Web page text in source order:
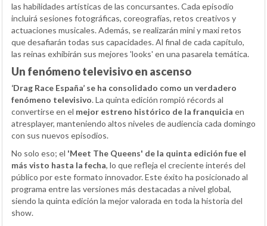
las habilidades artísticas de las concursantes. Cada episodio
incluirá sesiones fotográficas, coreografías, retos creativos y
actuaciones musicales. Además, se realizarán mini y maxi retos
que desafiarán todas sus capacidades. Al final de cada capítulo,
las reinas exhibirán sus mejores 'looks' en una pasarela temática.
Un fenómeno televisivo en ascenso
‘Drag Race España’ se ha consolidado como un verdadero
fenómeno televisivo. La quinta edición rompió récords al
convertirse en el mejor estreno histórico de la franquicia en
atresplayer, manteniendo altos niveles de audiencia cada domingo
con sus nuevos episodios.
No solo eso; el 'Meet The Queens' de la quinta edición fue el
más visto hasta la fecha, lo que refleja el creciente interés del
público por este formato innovador. Este éxito ha posicionado al
programa entre las versiones más destacadas a nivel global,
siendo la quinta edición la mejor valorada en toda la historia del
show.